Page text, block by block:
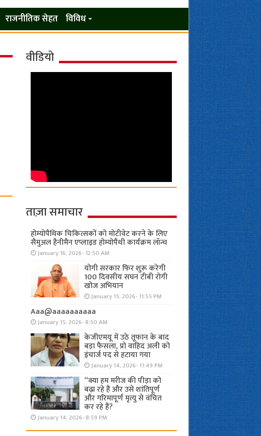
राजनीतिक सेहत विविध
वीडियो
ताज़ा समाचार
होम्योपैथिक चिकित्सकों को मोटीवेट करने के लिए
सैमुअल हैनीमैन एप्लाइड होम्योपैथी कार्यक्रम लॉन्च
January 16, 2026- 12:50 AM
योगी सरकार फिर शुरू करेगी
100 दिवसीय सघन टीबी रोगी
खोज अभियान
January 15, 2026- 11:55 PM
Aaa@aaaaaaaaaa
January 15, 2026- 8:50 AM
केजीएमयू में उठे तूफान के बाद
बड़ा फैसला, प्रो वाहिद अली को
इंचार्ज पद से हटाया गया
January 14, 2026- 11:49 PM
“क्या हम मरीज की पीड़ा को
बढ़ा रहे हैं और उसे शांतिपूर्ण
और गरिमापूर्ण मृत्यु से वंचित
कर रहे हैं?
January 14, 2026- 8:59 PM